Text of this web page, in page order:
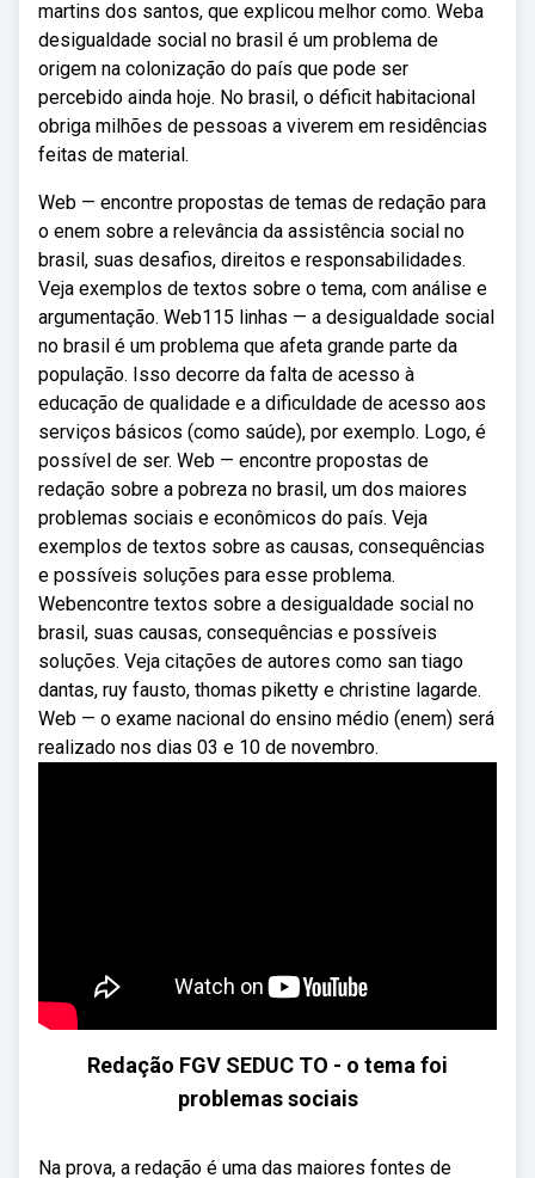
martins dos santos, que explicou melhor como. Weba
desigualdade social no brasil é um problema de
origem na colonização do país que pode ser
percebido ainda hoje. No brasil, o déficit habitacional
obriga milhões de pessoas a viverem em residências
feitas de material.
Web — encontre propostas de temas de redação para
o enem sobre a relevância da assistência social no
brasil, suas desafios, direitos e responsabilidades.
Veja exemplos de textos sobre o tema, com análise e
argumentação. Web115 linhas — a desigualdade social
no brasil é um problema que afeta grande parte da
população. Isso decorre da falta de acesso à
educação de qualidade e a dificuldade de acesso aos
serviços básicos (como saúde), por exemplo. Logo, é
possível de ser. Web — encontre propostas de
redação sobre a pobreza no brasil, um dos maiores
problemas sociais e econômicos do país. Veja
exemplos de textos sobre as causas, consequências
e possíveis soluções para esse problema.
Webencontre textos sobre a desigualdade social no
brasil, suas causas, consequências e possíveis
soluções. Veja citações de autores como san tiago
dantas, ruy fausto, thomas piketty e christine lagarde.
Web — o exame nacional do ensino médio (enem) será
realizado nos dias 03 e 10 de novembro.
Redação FGV SEDUC TO - o tema foi
problemas sociais
Na prova, a redação é uma das maiores fontes de